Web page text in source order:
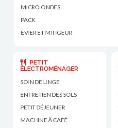
MICRO ONDES
PACK
ÉVIER ET MITIGEUR
PETIT
ÉLECTROMÉNAGER
SOIN DE LINGE
ENTRETIEN DES SOLS
PETIT DÉJEUNER
MACHINE À CAFÉ